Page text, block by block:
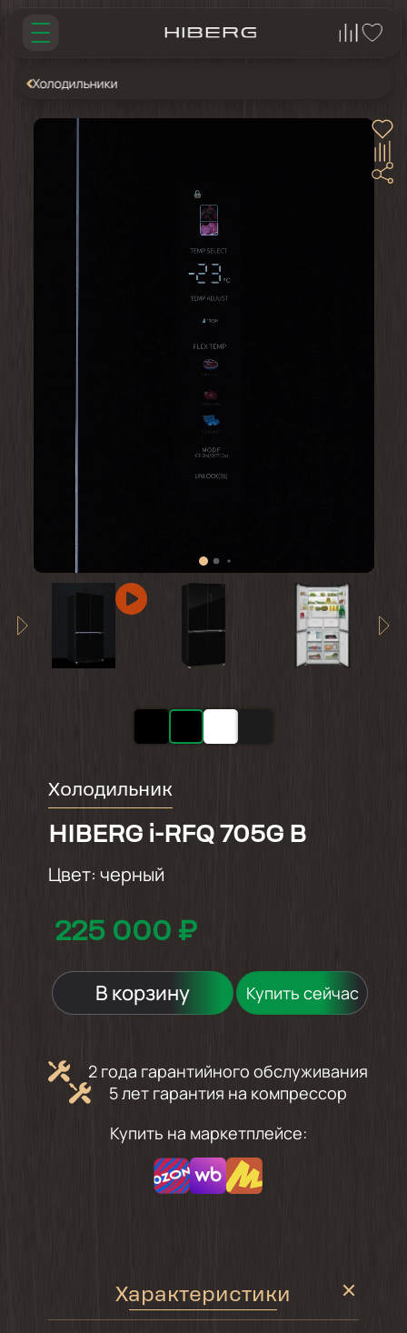
Холодильники
Холодильник
HIBERG i-RFQ 705G B
Цвет: черный
225 000 ₽
В корзину Купить сейчас
2 года гарантийного обслуживания
5 лет гарантия на компрессор
Купить на маркетплейсе:
Характеристики